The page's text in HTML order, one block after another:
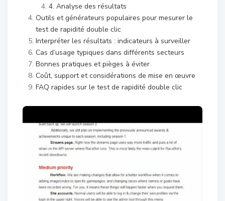
4. Analyse des résultats
Outils et générateurs populaires pour mesurer le
test de rapidité double clic
Interpréter les résultats : indicateurs à surveiller
Cas d’usage typiques dans différents secteurs
Bonnes pratiques et pièges à éviter
Coût, support et considérations de mise en œuvre
FAQ rapides sur le test de rapidité double clic